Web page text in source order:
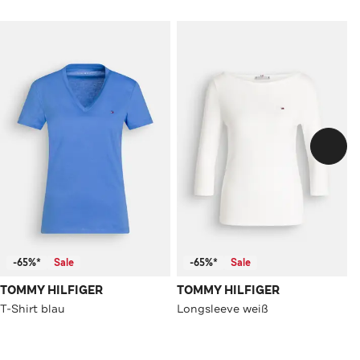
-65%* Sale
TOMMY HILFIGER
T-Shirt blau
-65%* Sale
TOMMY HILFIGER
Longsleeve weiß